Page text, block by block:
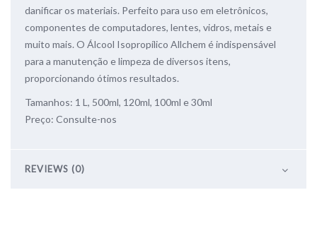
danificar os materiais. Perfeito para uso em eletrônicos,
componentes de computadores, lentes, vidros, metais e
muito mais. O Álcool Isopropílico Allchem é indispensável
para a manutenção e limpeza de diversos itens,
proporcionando ótimos resultados.
Tamanhos: 1 L, 500ml, 120ml, 100ml e 30ml
Preço: Consulte-nos
REVIEWS (0)